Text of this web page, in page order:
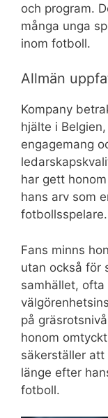
och program.
många unga
inom fotboll.
Allmän
Kompany
hjälte i
engagemang
har gett
hans arv som
fotbollsspelare.
Fans minns
utan också för
samhället, ofta
på
honom
säkerställer
länge efter
fotboll.